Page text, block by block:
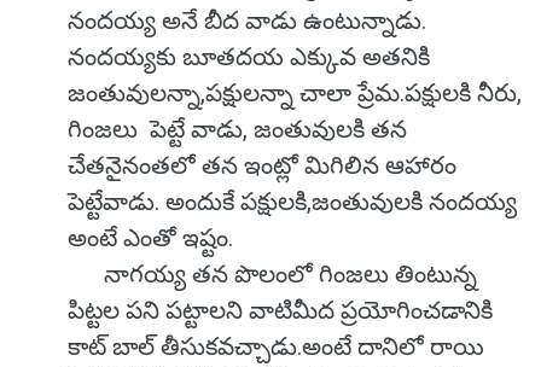
నందయ్య అనే బీద వాడు ఉంటున్నాడు.
నందయ్యకు బూతదయ ఎక్కువ అతనికి
జంతువులన్నా,పక్షులన్నా చాలా ప్రేమ.పక్షులకి నీరు,
గింజలు పెట్టే వాడు, జంతువులకి తన
చేతనైనంతలో తన ఇంట్లో మిగిలిన ఆహారం
పెట్టేవాడు. అందుకే పక్షులకి,జంతువులకి నందయ్య
అంటే ఎంతో ఇష్టం.
నాగయ్య తన పొలంలో గింజలు తింటున్న
పిట్టల పని పట్టాలని వాటిమీద ప్రయోగించడానికి
కాట్ బాల్ తీసుకవచ్చాడు.అంటే దానిలో రాయి